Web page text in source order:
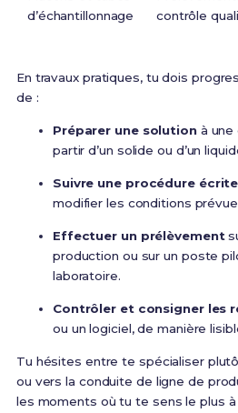
d’échantillonnage
contrôle
En travaux pratiques, tu dois
de :
Préparer une solutionà une
partir d’un solide ou d’un
Suivre une procédure écrite
modifier les conditions
Effectuer un prélèvement
production ou sur un poste
laboratoire.
Contrôler et consigner les
ou un logiciel, de manière
Tu hésites entre te spécialiser
ou vers la conduite de ligne de
les moments où tu te sens le plus à